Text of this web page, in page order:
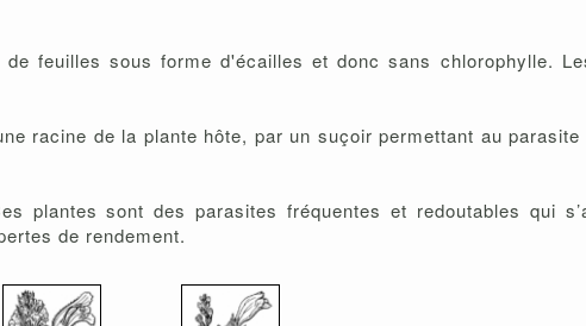
feuilles sous forme d'écailles et donc sans chlorophylle.
racine de la plante hôte, par un suçoir permettant au
plantes sont des parasites fréquentes et redoutables qui
de rendement.